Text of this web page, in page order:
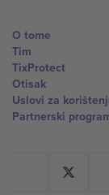
O tome
Tim
TixProtect
Otisak
Uslovi za
Partnerski